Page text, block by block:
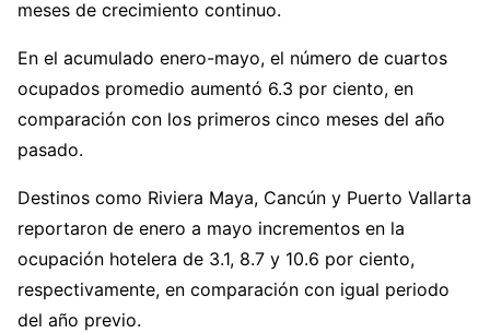
meses de crecimiento continuo.
En el acumulado enero-mayo, el número de cuartos
ocupados promedio aumentó 6.3 por ciento, en
comparación con los primeros cinco meses del año
pasado.
Destinos como Riviera Maya, Cancún y Puerto Vallarta
reportaron de enero a mayo incrementos en la
ocupación hotelera de 3.1, 8.7 y 10.6 por ciento,
respectivamente, en comparación con igual periodo
del año previo.